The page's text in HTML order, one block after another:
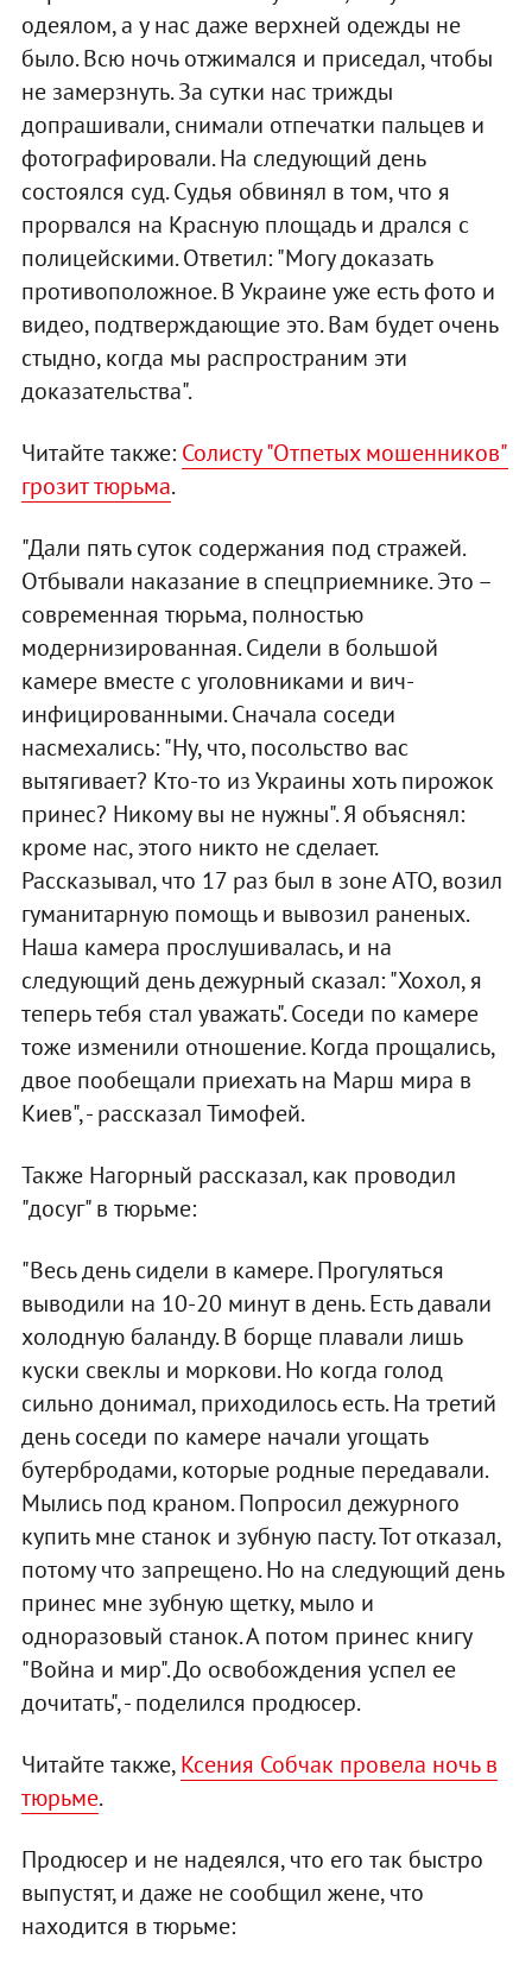
одеялом, а у нас даже верхней одежды не
было. Всю ночь отжимался и приседал, чтобы
не замерзнуть. За сутки нас трижды
допрашивали, снимали отпечатки пальцев и
фотографировали. На следующий день
состоялся суд. Судья обвинял в том, что я
прорвался на Красную площадь и дрался с
полицейскими. Ответил: "Могу доказать
противоположное. В Украине уже есть фото и
видео, подтверждающие это. Вам будет очень
стыдно, когда мы распространим эти
доказательства".
Читайте также: Солисту "Отпетых мошенников"
грозит тюрьма.
"Дали пять суток содержания под стражей.
Отбывали наказание в спецприемнике. Это –
современная тюрьма, полностью
модернизированная. Сидели в большой
камере вместе с уголовниками и вич-
инфицированными. Сначала соседи
насмехались: "Ну, что, посольство вас
вытягивает? Кто-то из Украины хоть пирожок
принес? Никому вы не нужны". Я объяснял:
кроме нас, этого никто не сделает.
Рассказывал, что 17 раз был в зоне АТО, возил
гуманитарную помощь и вывозил раненых.
Наша камера прослушивалась, и на
следующий день дежурный сказал: "Хохол, я
теперь тебя стал уважать". Соседи по камере
тоже изменили отношение. Когда прощались,
двое пообещали приехать на Марш мира в
Киев", - рассказал Тимофей.
Также Нагорный рассказал, как проводил
"досуг" в тюрьме:
"Весь день сидели в камере. Прогуляться
выводили на 10-20 минут в день. Есть давали
холодную баланду. В борще плавали лишь
куски свеклы и моркови. Но когда голод
сильно донимал, приходилось есть. На третий
день соседи по камере начали угощать
бутербродами, которые родные передавали.
Мылись под краном. Попросил дежурного
купить мне станок и зубную пасту. Тот отказал,
потому что запрещено. Но на следующий день
принес мне зубную щетку, мыло и
одноразовый станок. А потом принес книгу
"Война и мир". До освобождения успел ее
дочитать", - поделился продюсер.
Читайте также,Ксения Собчак провела ночь в
тюрьме.
Продюсер и не надеялся, что его так быстро
выпустят, и даже не сообщил жене, что
находится в тюрьме: